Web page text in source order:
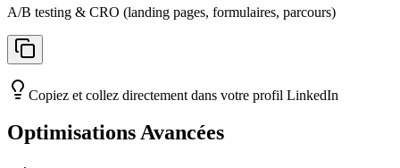
A/B testing & CRO (landing pages, formulaires, parcours)
Copiez et collez directement dans votre profil LinkedIn
Optimisations Avancées